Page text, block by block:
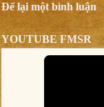
Để lại một bình luận
YOUTUBE FMSR